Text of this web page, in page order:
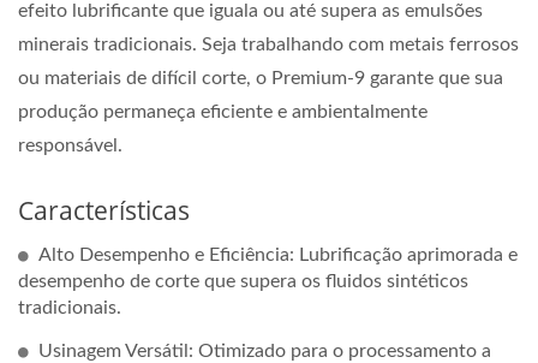
efeito lubrificante que iguala ou até supera as emulsões
minerais tradicionais. Seja trabalhando com metais ferrosos
ou materiais de difícil corte, o Premium-9 garante que sua
produção permaneça eficiente e ambientalmente
responsável.
Características
Alto Desempenho e Eficiência: Lubrificação aprimorada e
desempenho de corte que supera os fluidos sintéticos
tradicionais.
Usinagem Versátil: Otimizado para o processamento a